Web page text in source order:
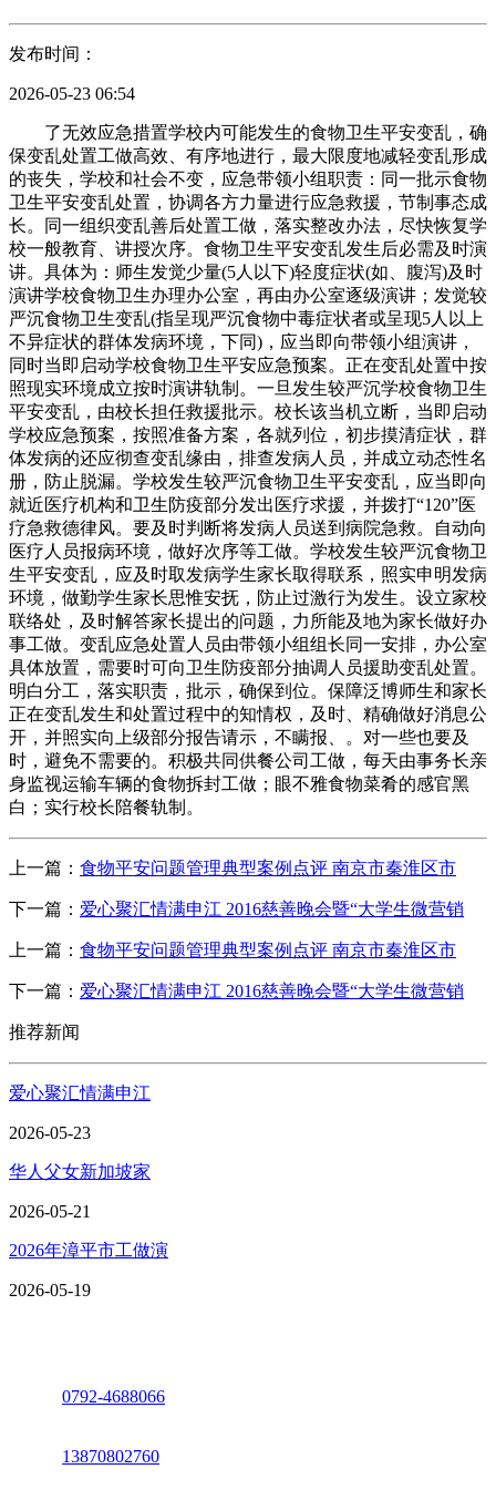
发布时间：
2026-05-23 06:54
了无效应急措置学校内可能发生的食物卫生平安变乱，确
保变乱处置工做高效、有序地进行，最大限度地减轻变乱形成
的丧失，学校和社会不变，应急带领小组职责：同一批示食物
卫生平安变乱处置，协调各方力量进行应急救援，节制事态成
长。同一组织变乱善后处置工做，落实整改办法，尽快恢复学
校一般教育、讲授次序。食物卫生平安变乱发生后必需及时演
讲。具体为：师生发觉少量(5人以下)轻度症状(如、腹泻)及时
演讲学校食物卫生办理办公室，再由办公室逐级演讲；发觉较
严沉食物卫生变乱(指呈现严沉食物中毒症状者或呈现5人以上
不异症状的群体发病环境，下同)，应当即向带领小组演讲，
同时当即启动学校食物卫生平安应急预案。正在变乱处置中按
照现实环境成立按时演讲轨制。一旦发生较严沉学校食物卫生
平安变乱，由校长担任救援批示。校长该当机立断，当即启动
学校应急预案，按照准备方案，各就列位，初步摸清症状，群
体发病的还应彻查变乱缘由，排查发病人员，并成立动态性名
册，防止脱漏。学校发生较严沉食物卫生平安变乱，应当即向
就近医疗机构和卫生防疫部分发出医疗求援，并拨打“120”医
疗急救德律风。要及时判断将发病人员送到病院急救。自动向
医疗人员报病环境，做好次序等工做。学校发生较严沉食物卫
生平安变乱，应及时取发病学生家长取得联系，照实申明发病
环境，做勤学生家长思惟安抚，防止过激行为发生。设立家校
联络处，及时解答家长提出的问题，力所能及地为家长做好办
事工做。变乱应急处置人员由带领小组组长同一安排，办公室
具体放置，需要时可向卫生防疫部分抽调人员援助变乱处置。
明白分工，落实职责，批示，确保到位。保障泛博师生和家长
正在变乱发生和处置过程中的知情权，及时、精确做好消息公
开，并照实向上级部分报告请示，不瞒报、。对一些也要及
时，避免不需要的。积极共同供餐公司工做，每天由事务长亲
身监视运输车辆的食物拆封工做；眼不雅食物菜肴的感官黑
白；实行校长陪餐轨制。
上一篇： 食物平安问题管理典型案例点评 南京市秦淮区市
下一篇： 爱心聚汇情满申江 2016慈善晚会暨“大学生微营销
上一篇： 食物平安问题管理典型案例点评 南京市秦淮区市
下一篇： 爱心聚汇情满申江 2016慈善晚会暨“大学生微营销
推荐新闻
爱心聚汇情满申江
2026-05-23
华人父女新加坡家
2026-05-21
2026年漳平市工做演
2026-05-19
0792-4688066
13870802760